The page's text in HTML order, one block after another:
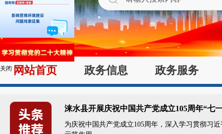
网站首页 政务信息 政务服务
涞水县开展庆祝中国共产党成立105周年“七
为庆祝中国共产党成立105周年，深入学习贯彻习
关闭